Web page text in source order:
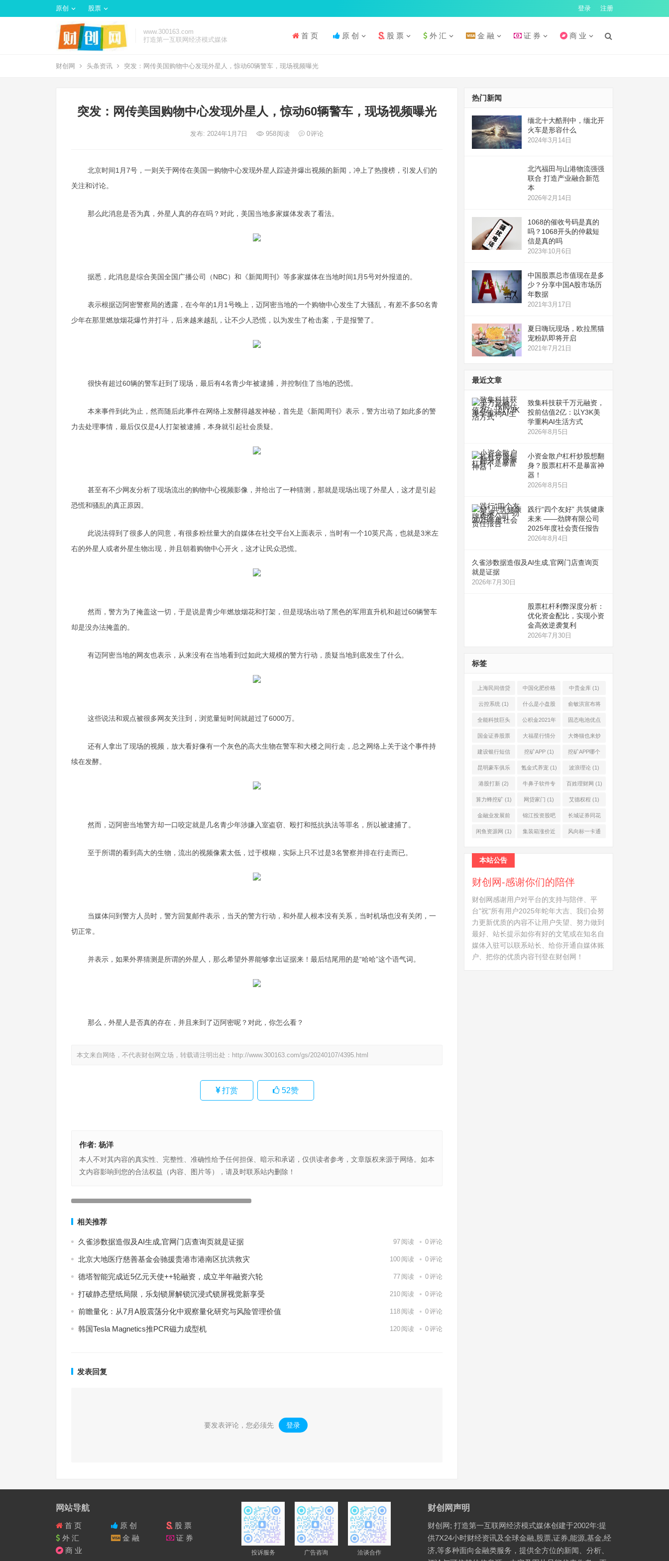
原创 股票 登录 注册
www.300163.com
打造第一互联网经济模式媒体
首 页 原 创 股 票 外 汇 金 融 证 券 商 业
财创网 头条资讯 突发：网传美国购物中心发现外星人，惊动60辆警车，现场视频曝光
突发：网传美国购物中心发现外星人，惊动60辆警车，现场视频曝光
发布: 2024年1月7日 958阅读 0评论
北京时间1月7号，一则关于网传在美国一购物中心发现外星人踪迹并爆出视频的新闻，冲上了热搜榜，引发人们的
关注和讨论。
那么此消息是否为真，外星人真的存在吗？对此，美国当地多家媒体发表了看法。
据悉，此消息是综合美国全国广播公司（NBC）和《新闻周刊》等多家媒体在当地时间1月5号对外报道的。
表示根据迈阿密警察局的透露，在今年的1月1号晚上，迈阿密当地的一个购物中心发生了大骚乱，有差不多50名青
少年在那里燃放烟花爆竹并打斗，后来越来越乱，让不少人恐慌，以为发生了枪击案，于是报警了。
很快有超过60辆的警车赶到了现场，最后有4名青少年被逮捕，并控制住了当地的恐慌。
本来事件到此为止，然而随后此事件在网络上发酵得越发神秘，首先是《新闻周刊》表示，警方出动了如此多的警
力去处理事情，最后仅仅是4人打架被逮捕，本身就引起社会质疑。
甚至有不少网友分析了现场流出的购物中心视频影像，并给出了一种猜测，那就是现场出现了外星人，这才是引起
恐慌和骚乱的真正原因。
此说法得到了很多人的同意，有很多粉丝量大的自媒体在社交平台X上面表示，当时有一个10英尺高，也就是3米左
右的外星人或者外星生物出现，并且朝着购物中心开火，这才让民众恐慌。
然而，警方为了掩盖这一切，于是说是青少年燃放烟花和打架，但是现场出动了黑色的军用直升机和超过60辆警车
却是没办法掩盖的。
有迈阿密当地的网友也表示，从来没有在当地看到过如此大规模的警方行动，质疑当地到底发生了什么。
这些说法和观点被很多网友关注到，浏览量短时间就超过了6000万。
还有人拿出了现场的视频，放大看好像有一个灰色的高大生物在警车和大楼之间行走，总之网络上关于这个事件持
续在发酵。
然而，迈阿密当地警方却一口咬定就是几名青少年涉嫌入室盗窃、殴打和抵抗执法等罪名，所以被逮捕了。
至于所谓的看到高大的生物，流出的视频像素太低，过于模糊，实际上只不过是3名警察并排在行走而已。
当媒体问到警方人员时，警方回复邮件表示，当天的警方行动，和外星人根本没有关系，当时机场也没有关闭，一
切正常。
并表示，如果外界猜测是所谓的外星人，那么希望外界能够拿出证据来！最后结尾用的是“哈哈”这个语气词。
那么，外星人是否真的存在，并且来到了迈阿密呢？对此，你怎么看？
本文来自网络，不代表财创网立场，转载请注明出处： http://www.300163.com/gs/20240107/4395.html
打赏 52赞
作者: 杨洋
本人不对其内容的真实性、完整性、准确性给予任何担保、暗示和承诺，仅供读者参考，文章版权来源于网络。如本
文内容影响到您的合法权益（内容、图片等），请及时联系站内删除！
相关推荐
久雀涉数据造假及AI生成,官网门店查询页就是证据 97 阅读 0评论
北京大地医疗慈善基金会驰援贵港市港南区抗洪救灾 100 阅读 0评论
德塔智能完成近5亿元天使++轮融资，成立半年融资六轮 77 阅读 0评论
打破静态壁纸局限，乐划锁屏解锁沉浸式锁屏视觉新享受 210 阅读 0评论
前瞻量化：从7月A股震荡分化中观察量化研究与风险管理价值 118 阅读 0评论
韩国Tesla Magnetics推PCR磁力成型机 120 阅读 0评论
发表回复
要发表评论，您必须先 登录 。
热门新闻
缅北十大酷刑中，缅北开
火车是形容什么
2024年3月14日
北汽福田与山港物流强强
联合 打造产业融合新范
本
2026年2月14日
1068的催收号码是真的
吗？1068开头的仲裁短
信是真的吗
2023年10月6日
中国股票总市值现在是多
少？分享中国A股市场历
年数据
2021年3月17日
夏日嗨玩现场，欧拉黑猫
宠粉趴即将开启
2021年7月21日
最近文章
致集科技获千万元融资，
投前估值2亿：以Y3K美
学重构AI生活方式
2026年8月5日
小资金散户杠杆炒股想翻
身？股票杠杆不是暴富神
器！
2026年8月5日
践行“四个友好” 共筑健康
未来 ——劲牌有限公司
2025年度社会责任报告
2026年8月4日
久雀涉数据造假及AI生成,官网门店查询页
就是证据
2026年7月30日
股票杠杆利弊深度分析：
优化资金配比，实现小资
金高效逆袭复利
2026年7月30日
标签
上海民间借贷
公司(1)
中国化肥价格
网(1)
中贵金库 (1)
云控系统 (1) 什么是小盘股
(2)
俞敏洪宣布将
退休(1)
全能科技巨头
(1)
公积金2021年
起不允许提取
固态电池优点
(1)
国金证券股票
(2)
大福星行情分
析系统(1)
大馋猫也来炒
股票(1)
建设银行短信
服务费(1)
挖矿APP(1) 挖矿APP哪个
靠谱(1)
昆明豪车俱乐
部(1)
氪金式养宠(1) 波浪理论 (1)
港股打新 (2) 牛鼻子软件专
业版(1)
百姓理财网 (1)
算力蜂挖矿(1) 网贷家门 (1) 艾德权程 (1)
金融业发展前
景(1)
锦江投资股吧
(1)
长城证券同花
顺(1)
闲鱼资源网 (1) 集装箱涨价近 风向标一卡通
本站公告
财创网-感谢你们的陪伴
财创网感谢用户对平台的支持与陪伴、平
台"祝"所有用户2025年蛇年大吉、我们会努
力更新优质的内容不让用户失望、努力做到
最好、站长提示如你有好的文笔或在知名自
媒体入驻可以联系站长、给你开通自媒体账
户、把你的优质内容刊登在财创网！
网站导航
首 页 原 创
股 票
外 汇
金 融
证 券
商 业
投诉服务 广告咨询 洽谈合作
财创网声明
财创网; 打造第一互联网经济模式媒体创建于2002年:提
供7X24小时财经资讯及全球金融,股票,证券,能源,基金,经
济,等多种面向金融类服务，提供全方位的新闻、分析、